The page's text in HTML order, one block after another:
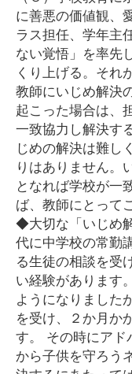
に善悪の価値観、
ラス担任、学年主
ない覚悟」を率先
くり上げる。それ
教師にいじめ解決
起こった場合は、
一致協力し解決す
じめの解決は難し
りはありません。
となれば学校が一
ば、教師にとって
◆大切な「いじめ
代に中学校の常勤
る生徒の相談を受
い経験があります
ようになりました
を受け、２か月か
す。 その時にアド
から子供を守ろう